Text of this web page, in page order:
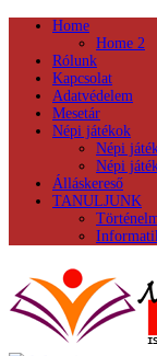
Home
Home 2
Rólunk
Kapcsolat
Adatvédelem
Mesetár
Népi játékok
Népi
Népi
Álláskereső
TANULJUNK